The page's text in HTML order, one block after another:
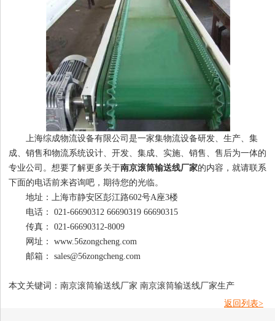
上海综成物流设备有限公司是一家集物流设备研发、生产、集
成、销售和物流系统设计、开发、集成、实施、销售、售后为一体的
专业公司。想要了解更多关于南京滚筒输送线厂家的内容，就请联系
下面的电话前来咨询吧，期待您的光临。
地址：上海市静安区彭江路602号A座3楼
电话： 021-66690312 66690319 66690315
传真： 021-66690312-8009
网址： www.56zongcheng.com
邮箱： sales@56zongcheng.com
本文关键词：南京滚筒输送线厂家 南京滚筒输送线厂家生产
返回列表>